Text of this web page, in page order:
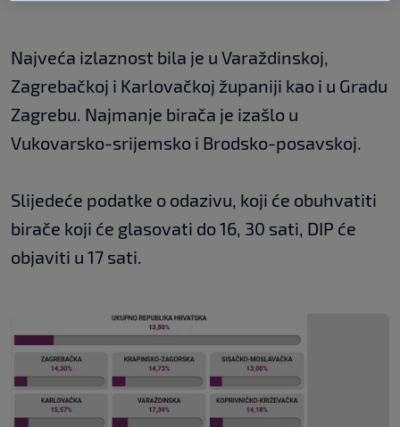
Najveća izlaznost bila je u Varaždinskoj,
Zagrebačkoj i Karlovačkoj županiji kao i u Gradu
Zagrebu. Najmanje birača je izašlo u
Vukovarsko-srijemsko i Brodsko-posavskoj.
Slijedeće podatke o odazivu, koji će obuhvatiti
birače koji će glasovati do 16, 30 sati, DIP će
objaviti u 17 sati.